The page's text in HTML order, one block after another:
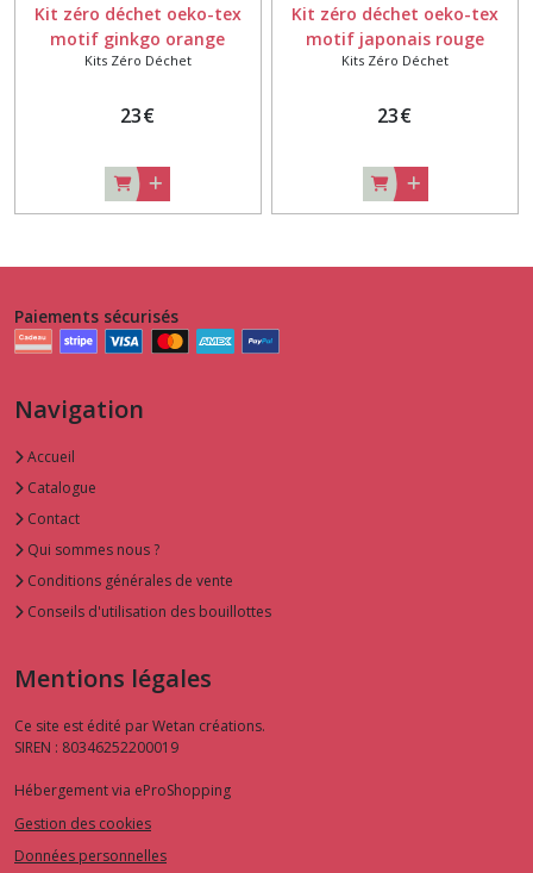
Kit zéro déchet oeko-tex
motif ginkgo orange
Kits Zéro Déchet
23€
Kit zéro déchet oeko-tex
motif japonais rouge
Kits Zéro Déchet
23€
Paiements sécurisés
Navigation
Accueil
Catalogue
Contact
Qui sommes nous ?
Conditions générales de vente
Conseils d'utilisation des bouillottes
Mentions légales
Ce site est édité par Wetan créations.
SIREN : 80346252200019
Hébergement via eProShopping
Gestion des cookies
Données personnelles